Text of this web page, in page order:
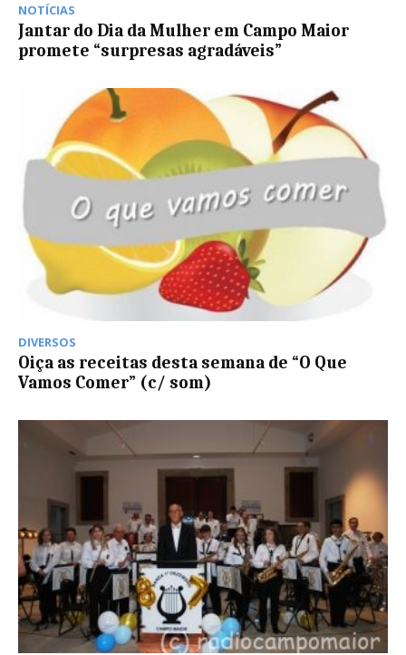
NOTÍCIAS
Jantar do Dia da Mulher em Campo Maior
promete “surpresas agradáveis”
DIVERSOS
Oiça as receitas desta semana de “O Que
Vamos Comer” (c/ som)